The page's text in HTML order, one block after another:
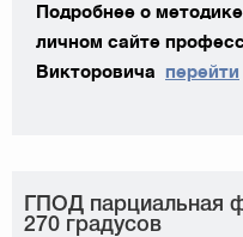
Подробнее о
личном сайте
Викторовича перейти
ГПОД парциальная
270 градусов